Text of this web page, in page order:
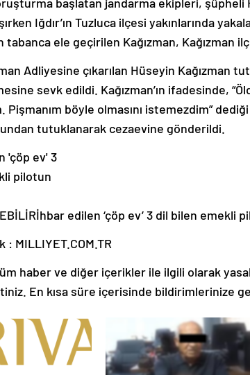
Iğdır’ın Tuzluca ilçesi yakınlarında
ele geçirilen Kağızman, Kağızman
Adliyesine çıkarılan Hüseyin Kağızman
sevk edildi. Kağızman’ın ifadesinde,
böyle olmasını istemezdim”
tutuklanarak cezaevine gönderildi.
İhbar edilen ‘çöp ev’ 3 dil bilen emekli
: MILLIYET.COM.TR
haber ve diğer içerikler ile ilgili olarak
En kısa süre içerisinde bildirimlerinize